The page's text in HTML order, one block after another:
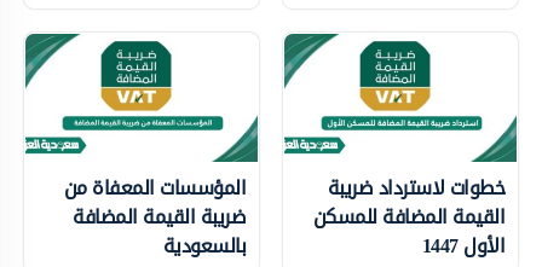
خطوات لاسترداد ضريبة
القيمة المضافة للمسكن
الأول 1447
المؤسسات المعفاة من
ضريبة القيمة المضافة
بالسعودية